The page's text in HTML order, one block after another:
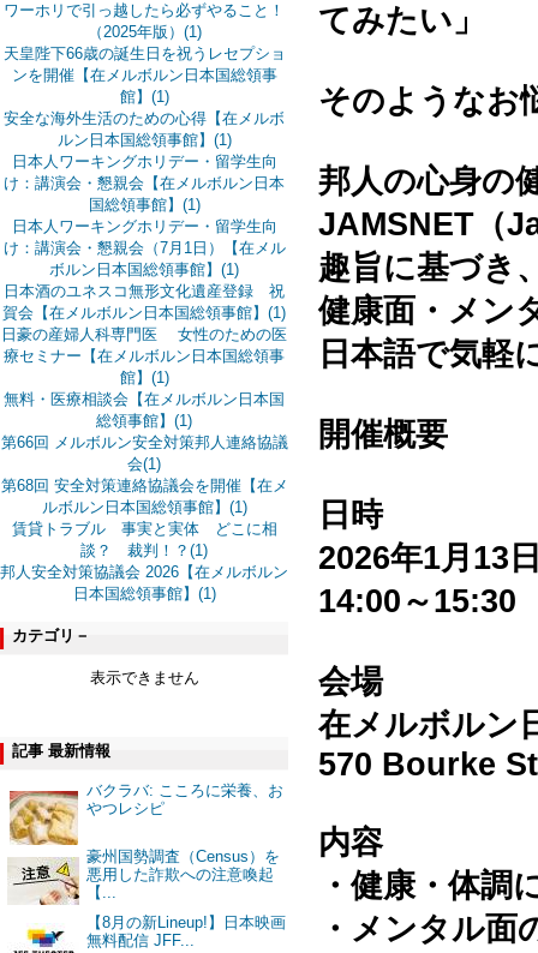
ワーホリで引っ越したら必ずやること！
（2025年版）(1)
天皇陛下66歳の誕生日を祝うレセプショ
ンを開催【在メルボルン日本国総領事
館】(1)
安全な海外生活のための心得【在メルボ
ルン日本国総領事館】(1)
日本人ワーキングホリデー・留学生向
け：講演会・懇親会【在メルボルン日本
国総領事館】(1)
日本人ワーキングホリデー・留学生向
け：講演会・懇親会（7月1日）【在メル
ボルン日本国総領事館】(1)
日本酒のユネスコ無形文化遺産登録 祝
賀会【在メルボルン日本国総領事館】(1)
日豪の産婦人科専門医 女性のための医
療セミナー【在メルボルン日本国総領事
館】(1)
無料・医療相談会【在メルボルン日本国
総領事館】(1)
第66回 メルボルン安全対策邦人連絡協議
会(1)
第68回 安全対策連絡協議会を開催【在メ
ルボルン日本国総領事館】(1)
賃貸トラブル 事実と実体 どこに相
談？ 裁判！？(1)
邦人安全対策協議会 2026【在メルボルン
日本国総領事館】(1)
カテゴリ－
表示できません
記事 最新情報
バクラバ: こころに栄養、お
やつレシピ
豪州国勢調査（Census）を
悪用した詐欺への注意喚起
【...
【8月の新Lineup!】日本映画
無料配信 JFF...
てみたい」
そのようなお
邦人の心身の
JAMSNET（
趣旨に基づき
健康面・メン
日本語で気軽
開催概要
日時
2026年1月13
14:00～15:30
会場
在メルボルン
570 Bourke
内容
・健康・体調
・メンタル面